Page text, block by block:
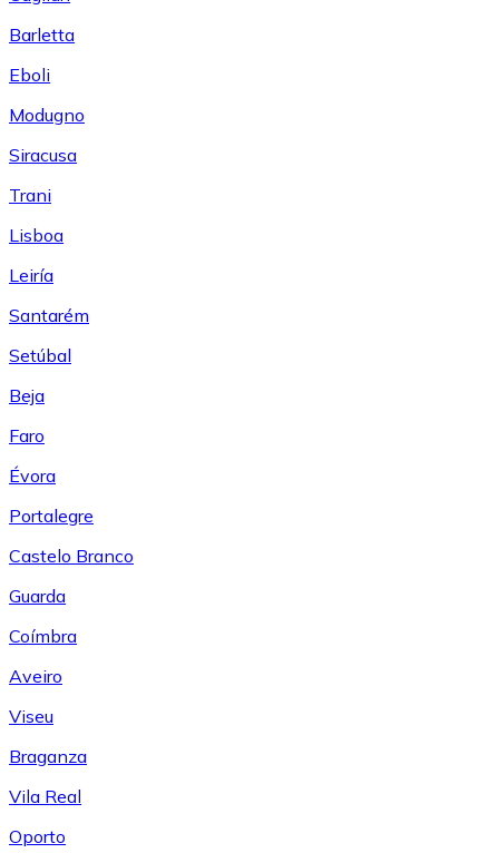
Barletta
Eboli
Modugno
Siracusa
Trani
Lisboa
Leiría
Santarém
Setúbal
Beja
Faro
Évora
Portalegre
Castelo Branco
Guarda
Coímbra
Aveiro
Viseu
Braganza
Vila Real
Oporto